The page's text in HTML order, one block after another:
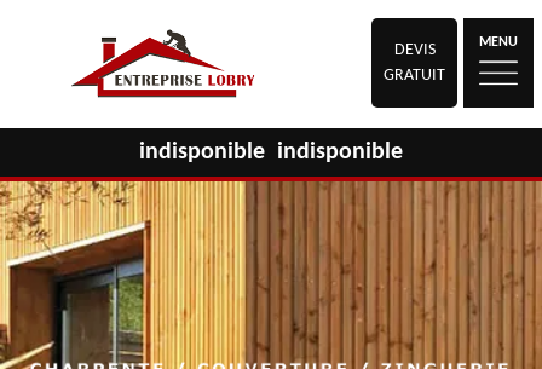
DEVIS
GRATUIT
MENU
indisponible indisponible